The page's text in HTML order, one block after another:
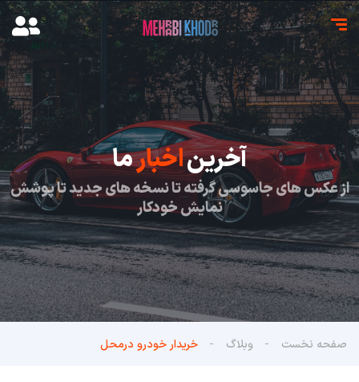
آخریناخبارما
از عکس های جاسوسی گرفته تا نسخه های جدید تا پوشش
نمایش خودکار
صفحه نخست وبلاگ خریدار خودرو در‌محل